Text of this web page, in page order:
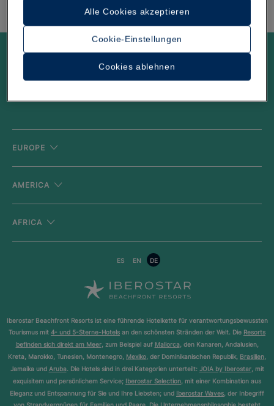
Lassen Sie sich inspirieren!
EUROPE
AMERICA
AFRICA
ES EN DE
Iberostar Beachfront Resorts ist eine führende Hotelkette für verantwortungsbewussten
Tourismus mit 4- und 5-Sterne-Hotels an den schönsten Stränden der Welt. Die Resorts
befinden sich direkt am Meer, zum Beispiel auf Mallorca, den Kanaren, Andalusien,
Kreta, Marokko, Tunesien, Montenegro, Mexiko, der Dominikanischen Republik, Brasilien,
Jamaika und Aruba. Die Hotels sind in drei Kategorien unterteilt: JOIA by Iberostar, mit
exquisitem und persönlichem Service; Iberostar Selection, mit einer Kombination aus
Eleganz und Entspannung für Sie und Ihre Liebsten; und Iberostar Waves, der Inbegriff
Cookie-Einstellungen
Cookies ablehnen
Alle Cookies akzeptieren